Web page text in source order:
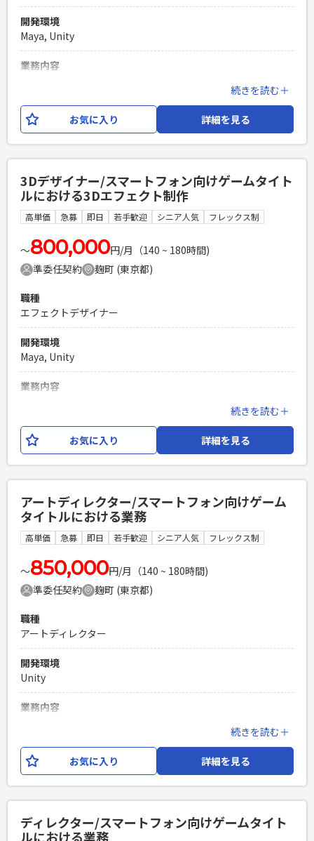
開発環境
Maya, Unity
業務内容
務をお任せいたします。 【具体的な仕事内容】 ・3Dモデリン
グ制作、および必要に応じ隣接業務（テクスチャ／マテリア
ル、セットアップ、リギング等） ※ご経験や得意分野に応じ
必須スキル
スマートフォン向けゲームタイトルにおけるMayaを使用した
3Dモデリング制作経験 ※コンシューマ向けゲームタイトル経
験の場合は相応の経験があること ※ポートフォリオご提出を
お願いいたします。
PHPを用いたWebサービスの開発経験4年以上
Laravelを用いた開発経験1年以上
エンジニア複数人のチームでの開発経験
続きを読む＋
お気に入り 詳細を見る
3Dデザイナー/スマートフォン向けゲームタイト
ルにおける3Dエフェクト制作
高単価 急募 即日 若手歓迎 シニア人気 フレックス制
〜800,000円/月（140 ~ 180時間)
準委任契約
麹町 (東京都)
職種
エフェクトデザイナー
開発環境
Maya, Unity
業務内容
務をお任せいたします。 【具体的な仕事内容】 ・Unity開発
環境におけるエフェクト制作業務 ※業務内容の変更：会社の
定める範囲で変更する可能性がございます。
作経験 ※コンシューマ向けゲームタイトル経験の場合は相応
の経験があること ※ポートフォリオご提出をお願いいたしま
す。
Laravelを用いた開発経験1年以上
エンジニア複数人のチームでの開発経験
続きを読む＋
お気に入り 詳細を見る
アートディレクター/スマートフォン向けゲーム
タイトルにおける業務
高単価 急募 即日 若手歓迎 シニア人気 フレックス制
〜850,000円/月（140 ~ 180時間)
準委任契約
麹町 (東京都)
職種
アートディレクター
開発環境
Unity
業務内容
ー業務をお任せいたします。 【具体的な仕事内容】 ・クリエ
イティブ部門のクオリティ監修、進捗管理、タスク采配、指示
書の作成やメンバー管理など ・必要に応じクリエイティブ制
ただく可能性もあります。 ※業務内容の変更：会社の定める
続きを読む＋
お気に入り 詳細を見る
ディレクター/スマートフォン向けゲームタイト
ルにおける業務